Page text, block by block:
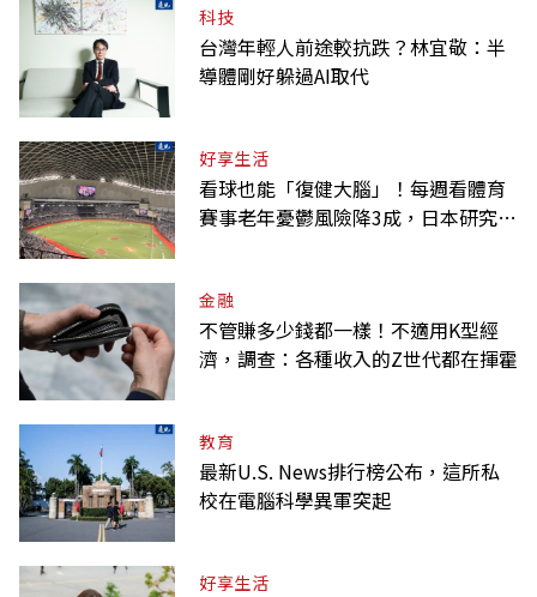
科技
台灣年輕人前途較抗跌？林宜敬：半
導體剛好躲過AI取代
好享生活
看球也能「復健大腦」！每週看體育
賽事老年憂鬱風險降3成，日本研究：
金融
不管賺多少錢都一樣！不適用K型經
濟，調查：各種收入的Z世代都在揮霍
教育
最新U.S. News排行榜公布，這所私
校在電腦科學異軍突起
好享生活